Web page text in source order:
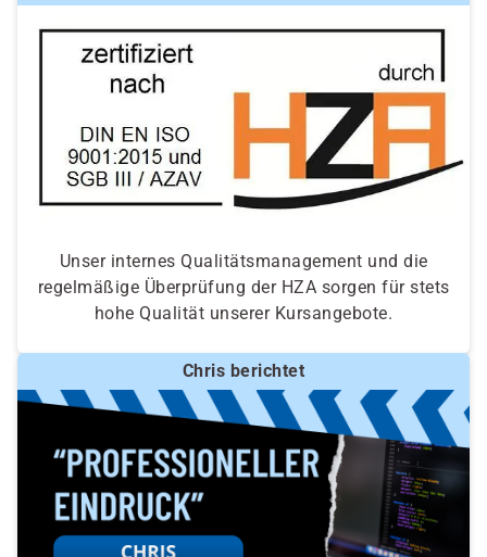
Unser internes Qualitätsmanagement und die
regelmäßige Überprüfung der HZA sorgen für stets
hohe Qualität unserer Kursangebote.
Chris berichtet